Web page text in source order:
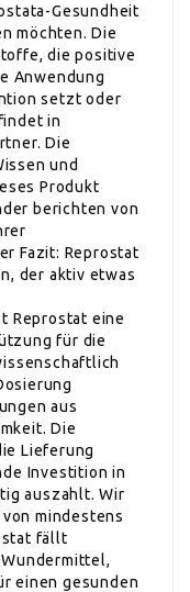
Gesundheit
möchten. Die
die positive
Anwendung
setzt oder
in
Die
und
Produkt
berichten von
Fazit: Reprostat
der aktiv etwas
Reprostat eine
für die
aus
Die
Lieferung
Investition in
auszahlt. Wir
mindestens
fällt
einen gesunden